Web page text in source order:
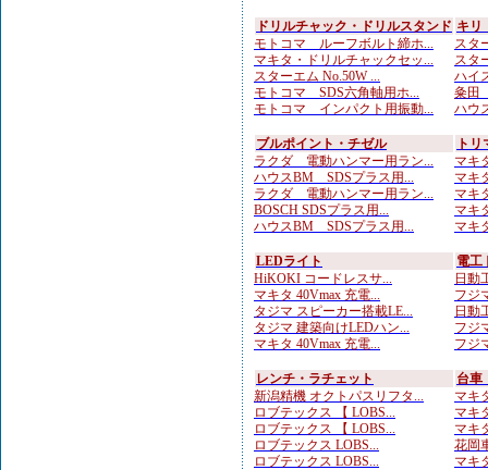
ドリルチャック・ドリルスタンド
モトコマ ルーフボルト締ホ...
マキタ・ドリルチャックセッ...
スターエム No.50W ...
モトコマ SDS六角軸用ホ...
モトコマ インパクト用振動...
キリ
スタ
スタ
ハイ
粂田
ハウ
ブルポイント・チゼル
ラクダ 電動ハンマー用ラン...
ハウスBM SDSプラス用...
ラクダ 電動ハンマー用ラン...
BOSCH SDSプラス用...
ハウスBM SDSプラス用...
ト
マキ
マキ
マキ
マキ
マキ
LEDライト
HiKOKI コードレスサ...
マキタ 40Vmax 充電...
タジマ スピーカー搭載LE...
タジマ 建築向けLEDハン...
マキタ 40Vmax 充電...
電工
日動
フジ
日動
フジ
フジ
レンチ・ラチェット
新潟精機 オクトパスリフタ...
ロブテックス 【 LOBS...
ロブテックス 【 LOBS...
ロブテックス LOBS...
ロブテックス LOBS...
台車
マキ
マキ
マキ
花岡
マキ